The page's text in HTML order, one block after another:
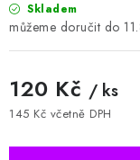
Skladem
120 Kč / ks
145 Kč včetně DPH